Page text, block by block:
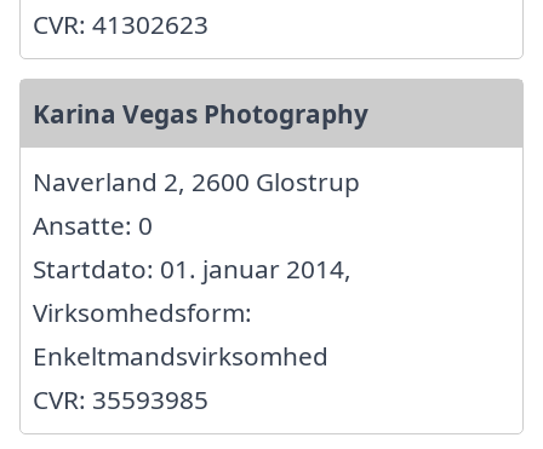
CVR: 41302623
Karina Vegas Photography
Naverland 2, 2600 Glostrup
Ansatte: 0
Startdato: 01. januar 2014,
Virksomhedsform:
Enkeltmandsvirksomhed
CVR: 35593985